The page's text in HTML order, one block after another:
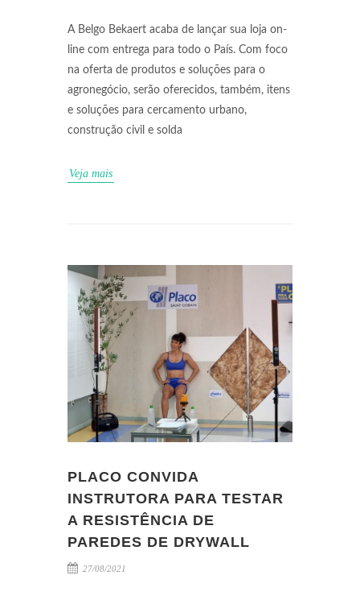
A Belgo Bekaert acaba de lançar sua loja on-
line com entrega para todo o País. Com foco
na oferta de produtos e soluções para o
agronegócio, serão oferecidos, também, itens
e soluções para cercamento urbano,
construção civil e solda
Veja mais
PLACO CONVIDA
INSTRUTORA PARA TESTAR
A RESISTÊNCIA DE
PAREDES DE DRYWALL
27/08/2021